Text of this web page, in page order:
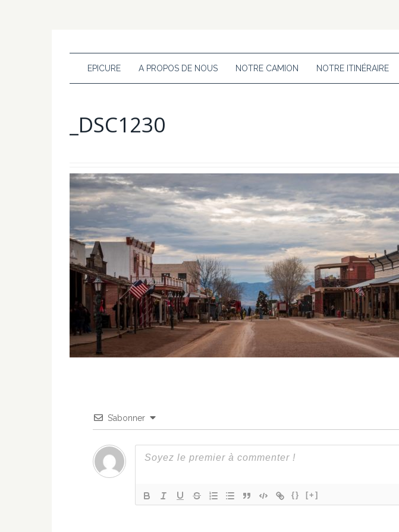
EPICURE A PROPOS DE NOUS NOTRE CAMION NOTRE ITINÉRAIRE
_DSC1230
S’abonner
{} [+]